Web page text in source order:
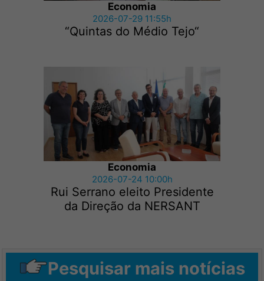
Economia
2026-07-29 11:55h
“Quintas do Médio Tejo“
Economia
2026-07-24 10:00h
Rui Serrano eleito Presidente
da Direção da NERSANT
Pesquisar mais notícias